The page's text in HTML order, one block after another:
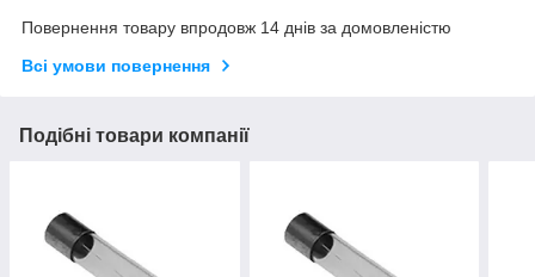
Повернення товару впродовж 14 днів за домовленістю
Всі умови повернення
Подібні товари компанії